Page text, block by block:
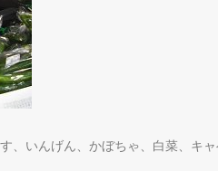
、いんげん、かぼちゃ、白菜、キ